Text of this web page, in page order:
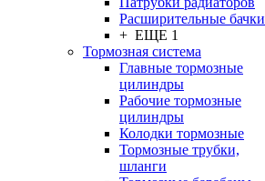
Расширительные бачки
+ ЕЩЕ 1
Тормозная система
Главные тормозные
цилиндры
Рабочие тормозные
цилиндры
Колодки тормозные
Тормозные трубки,
шланги